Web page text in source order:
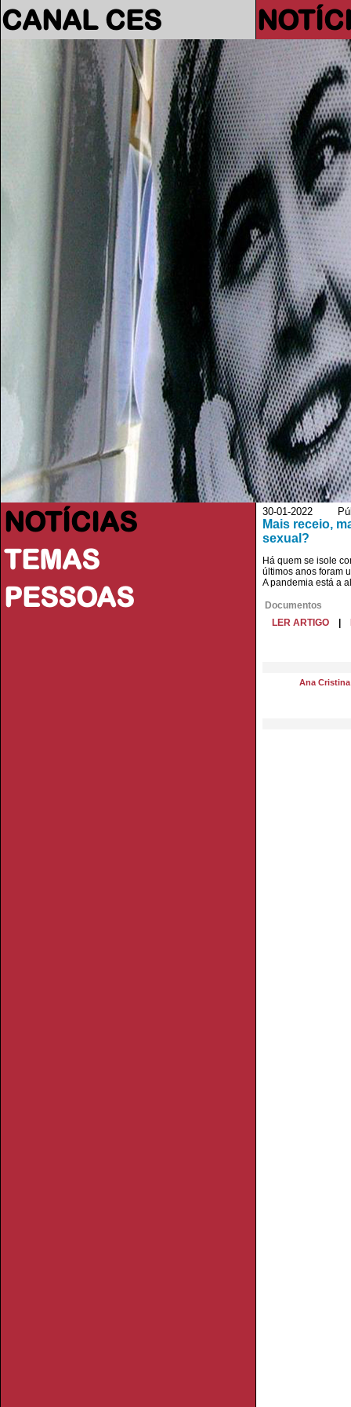
CANAL CES
NOTÍCIAS
TEMAS
PESSOAS
30-01-2022
Mais receio,
sexual?
Há quem se isole
últimos anos foram
A pandemia está a
Documentos
LER ARTIGO
Ana